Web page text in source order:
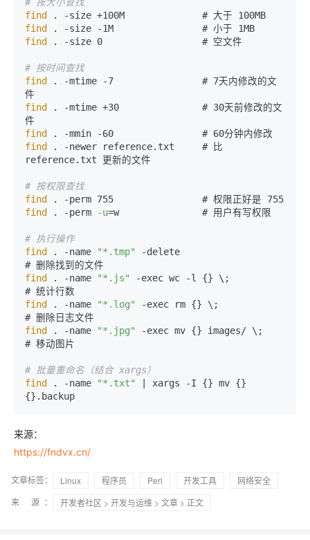
find
find
find
. -size 0                  # 空文件
# 按时间查找
find
. -mtime -7                # 7天内修改的文
find
. -mtime +30               # 30天前修改的文
find
find
. -newer reference.txt     # 比
reference.txt 更新的文件
# 按权限查找
find
find
. -perm -u=w               # 用户有写权限
# 执行操作
find
. -name "*.tmp"
-delete
find
. -name "*.js"
-exec wc -l {} \;
find
. -name "*.log"
-exec rm {} \;
find
. -name "*.jpg"
-exec mv {} images/ \;
# 移动图片
# 批量重命名（结合 xargs）
find
. -name "*.txt"
| xargs -I {} mv {}
来源：
https://fndvx.cn/
文章标签： Linux 程序员 Perl 开发工具
网络安全
来 源：
开发者社区 > 开发与运维 > 文章 > 正文